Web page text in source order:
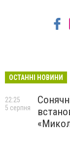
ОСТАННІ НОВИНИ
22:25
5 серпня